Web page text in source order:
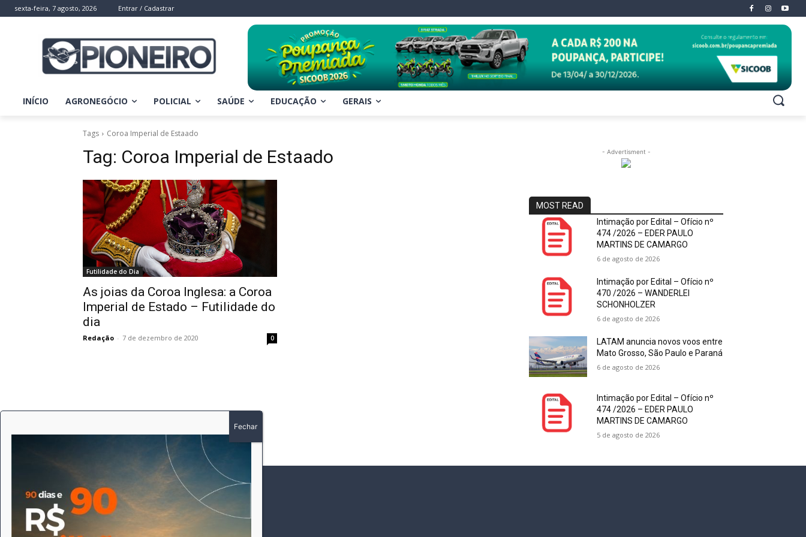
sexta-feira, 7 agosto, 2026 Entrar / Cadastrar
INÍCIO AGRONEGÓCIO POLICIAL SAÚDE EDUCAÇÃO GERAIS
Tags Coroa Imperial de Estaado
Tag: Coroa Imperial de Estaado
Futilidade do Dia
As joias da Coroa Inglesa: a Coroa
Imperial de Estado – Futilidade do
dia
Redação - 7 de dezembro de 2020 0
- Advertisment -
MOST READ
Intimação por Edital – Ofício nº
474 /2026 – EDER PAULO
MARTINS DE CAMARGO
6 de agosto de 2026
Intimação por Edital – Ofício nº
470 /2026 – WANDERLEI
SCHONHOLZER
6 de agosto de 2026
LATAM anuncia novos voos entre
Mato Grosso, São Paulo e Paraná
6 de agosto de 2026
Intimação por Edital – Ofício nº
474 /2026 – EDER PAULO
MARTINS DE CAMARGO
5 de agosto de 2026
SOBRE